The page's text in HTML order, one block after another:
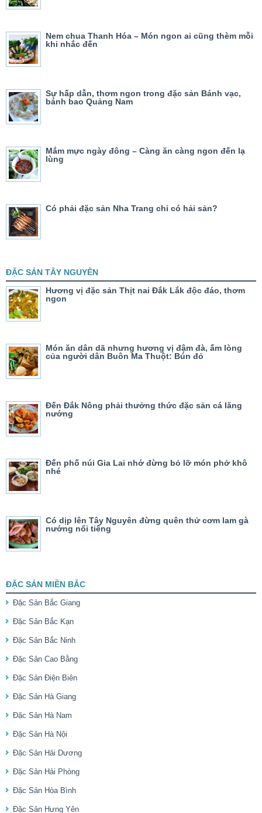
Nem chua Thanh Hóa – Món ngon ai cũng thèm mỗi
khi nhắc đến
Sự hấp dẫn, thơm ngon trong đặc sản Bánh vạc,
bánh bao Quảng Nam
Mắm mực ngày đông – Càng ăn càng ngon đến lạ
lùng
Có phải đặc sản Nha Trang chỉ có hải sản?
ĐẶC SẢN TÂY NGUYÊN
Hương vị đặc sản Thịt nai Đắk Lắk độc đáo, thơm
ngon
Món ăn dân dã nhưng hương vị đậm đà, ấm lòng
của người dân Buôn Ma Thuột: Bún đỏ
Đến Đắk Nông phải thưởng thức đặc sản cá lăng
nướng
Đến phố núi Gia Lai nhớ đừng bỏ lỡ món phở khô
nhé
Có dịp lên Tây Nguyên đừng quên thử cơm lam gà
nướng nổi tiếng
ĐẶC SẢN MIỀN BẮC
Đặc Sản Bắc Giang
Đặc Sản Bắc Kạn
Đặc Sản Bắc Ninh
Đặc Sản Cao Bằng
Đặc Sản Điện Biên
Đặc Sản Hà Giang
Đặc Sản Hà Nam
Đặc Sản Hà Nội
Đặc Sản Hải Dương
Đặc Sản Hải Phòng
Đặc Sản Hòa Bình
Đặc Sản Hưng Yên